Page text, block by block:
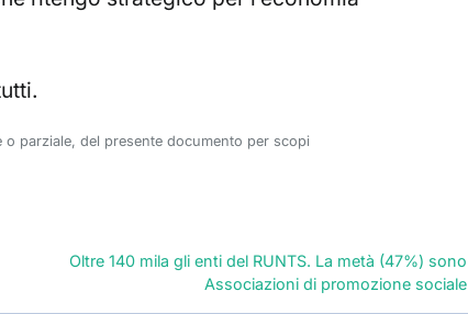
o parziale, del presente documento per scopi
Oltre 140 mila gli enti del RUNTS. La metà (47%) sono
Associazioni di promozione sociale